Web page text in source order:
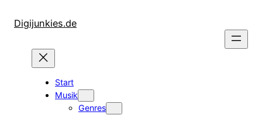
InhaltDigijunkies.de
Start
Musik
Genres